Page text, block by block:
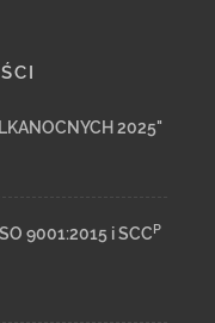
2025"
9001:2015 i SCCP